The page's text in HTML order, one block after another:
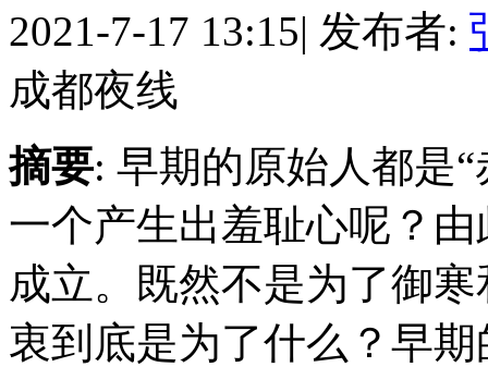
2021-7-17 13:15| 发布者:
成都夜线
摘要: 早期的原始人都是
一个产生出羞耻心呢？
成立。既然不是为了御
衷到底是为了什么？早